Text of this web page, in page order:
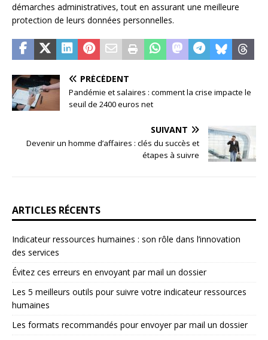
démarches administratives, tout en assurant une meilleure
protection de leurs données personnelles.
PRÉCÉDENT
Pandémie et salaires : comment la crise impacte le
seuil de 2400 euros net
SUIVANT
Devenir un homme d’affaires : clés du succès et
étapes à suivre
ARTICLES RÉCENTS
Indicateur ressources humaines : son rôle dans l’innovation
des services
Évitez ces erreurs en envoyant par mail un dossier
Les 5 meilleurs outils pour suivre votre indicateur ressources
humaines
Les formats recommandés pour envoyer par mail un dossier